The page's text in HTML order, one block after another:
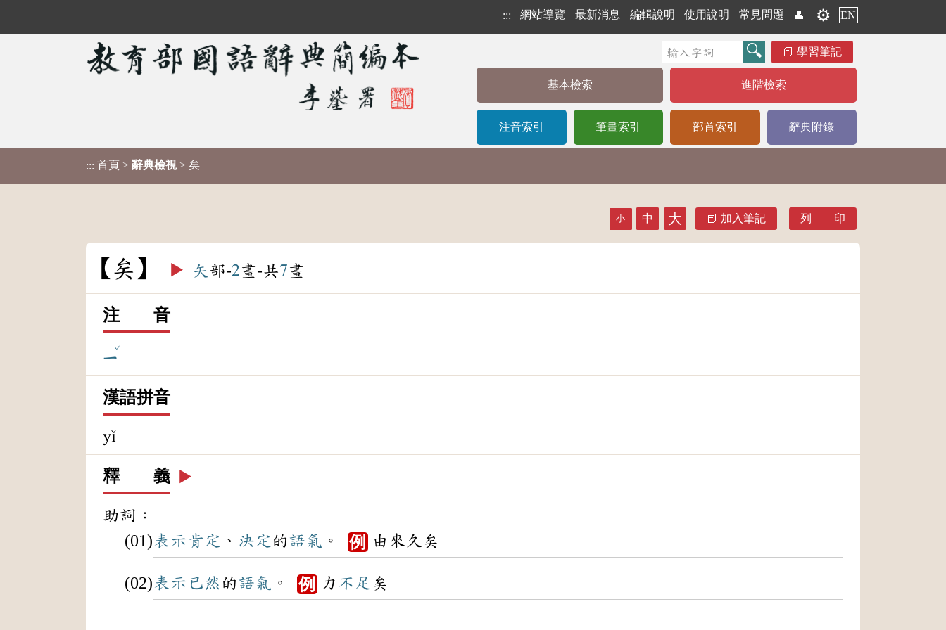
::: 網站導覽 最新消息 編輯說明 使用說明 常見問題 👤 ⚙️ EN
學習筆記
基本檢索 進階檢索
注音索引 筆畫索引 部首索引 辭典附錄
::: 首頁 > 辭典檢視 > 矣
小 中 大 加入筆記 列 印
矣 ▶️ 矢部-2畫-共7畫
注 音
ㄧ
ˇ
漢語拼音
yǐ
釋 義 ▶️
助詞：
表示肯定 、 決定 的語氣 。 例 由來久矣
表示 已然 的語氣 。 例 力 不足 矣